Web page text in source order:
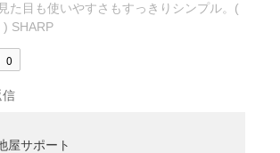
た目も使いやすさもすっきりシンプル。(
SHARP
0
信
屋サポート